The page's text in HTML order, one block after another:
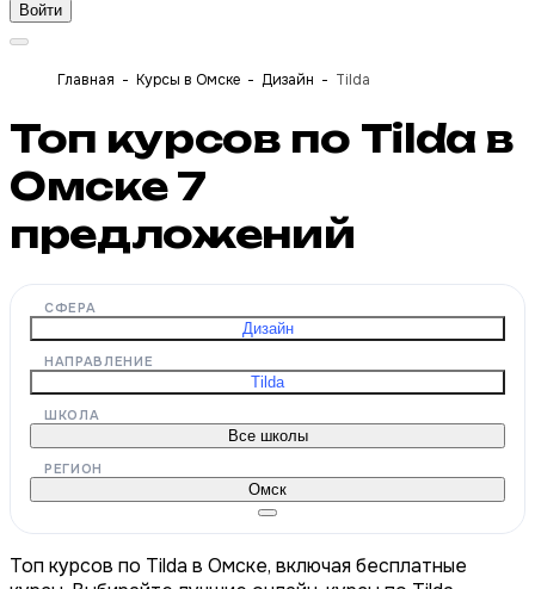
Войти
Главная Курсы в Омске Дизайн Tilda
Топ курсов по Tilda в
Омске 7
предложений
СФЕРА
Дизайн
НАПРАВЛЕНИЕ
Tilda
ШКОЛА
Все школы
РЕГИОН
Омск
Топ курсов по Tilda в Омске, включая бесплатные